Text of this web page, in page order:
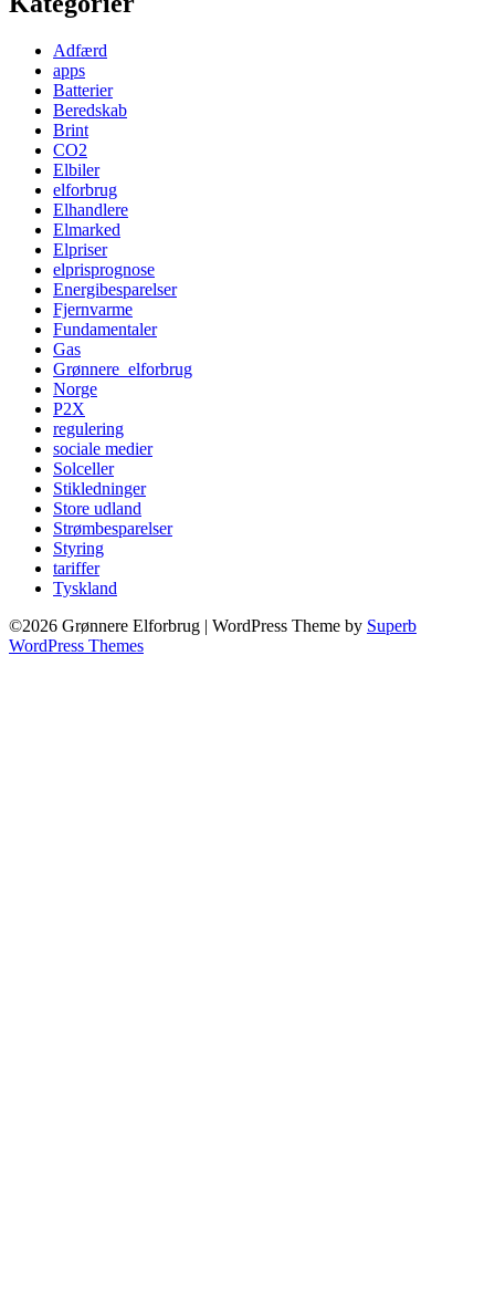
Adfærd
apps
Batterier
Beredskab
Brint
CO2
Elbiler
elforbrug
Elhandlere
Elmarked
Elpriser
elprisprognose
Energibesparelser
Fjernvarme
Fundamentaler
Gas
Grønnere_elforbrug
Norge
P2X
regulering
sociale medier
Solceller
Stikledninger
Store udland
Strømbesparelser
Styring
tariffer
Tyskland
©2026 Grønnere Elforbrug | WordPress Theme by Superb
WordPress Themes